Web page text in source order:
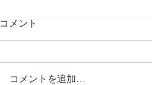
春に向けて
コメント
コメントを追加…